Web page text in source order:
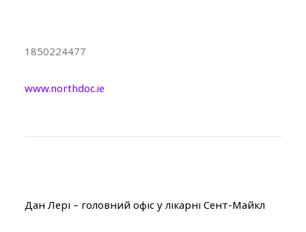
1850224477
www.northdoc.ie
Дан Лері – головний офіс у лікарні Сент-Майкл